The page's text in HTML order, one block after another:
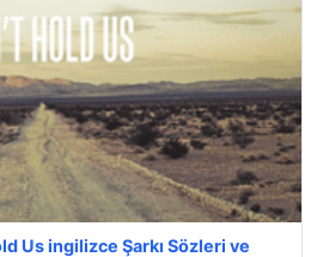
Us ingilizce Şarkı Sözleri ve